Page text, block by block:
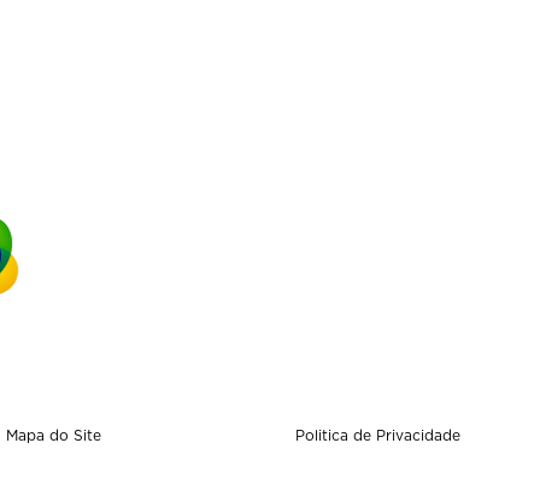
Mapa do Site Politica de Privacidade